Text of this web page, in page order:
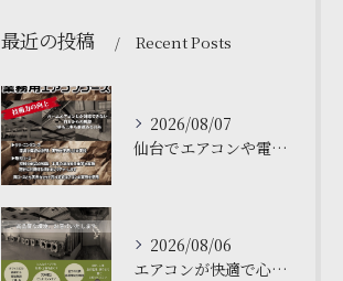
最近の投稿 Recent Posts
2026/08/07
仙台でエアコンや電気工事について学ぶなら、私たちの塾がおすす...
2026/08/06
エアコンが快適で心地よい空間を作ります❄️